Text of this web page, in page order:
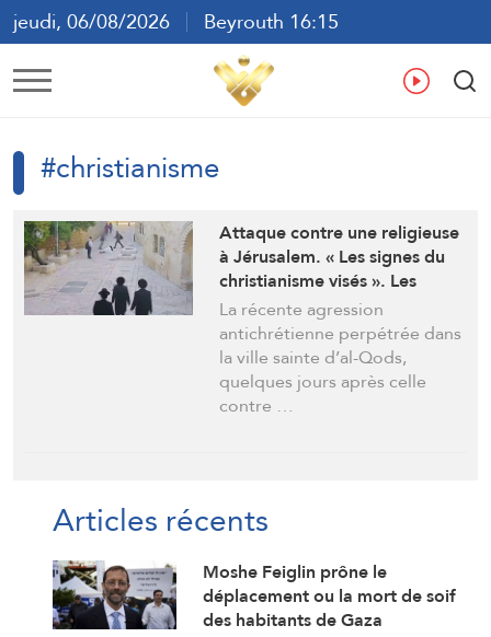
jeudi, 06/08/2026
Beyrouth 16:15
ع
#christianisme
Attaque contre une religieuse
à Jérusalem. « Les signes du
christianisme visés ». Les
chrétiens taxés de « vampires
suceurs de sang » par certains
rabbins.
La récente agression
antichrétienne perpétrée dans
la ville sainte d’al-Qods,
quelques jours après celle
contre …
Articles récents
Moshe Feiglin prône le
déplacement ou la mort de soif
des habitants de Gaza